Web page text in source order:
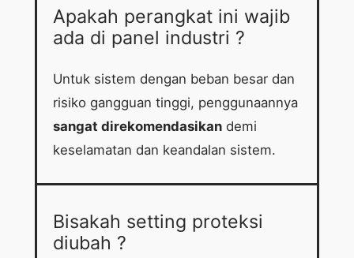
Apakah perangkat ini wajib
ada di panel industri ?
Untuk sistem dengan beban besar dan
risiko gangguan tinggi, penggunaannya
sangat direkomendasikandemi
keselamatan dan keandalan sistem.
Bisakah setting proteksi
diubah ?